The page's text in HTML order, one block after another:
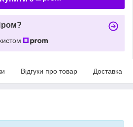
Відгуки про товар Доставка